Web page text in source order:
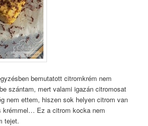
bemutatott citromkrém nem
szántam, mert valami igazán citromosat
nem ettem, hiszen sok helyen citrom van
krémmel… Ez a citrom kocka nem
tejet.